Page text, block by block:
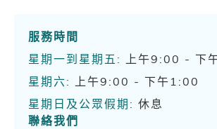
服務時間
星期一到星期五: 上午9:00 - 下
星期六: 上午9:00 - 下午1:00
星期日及公眾假期: 休息
聯絡我們